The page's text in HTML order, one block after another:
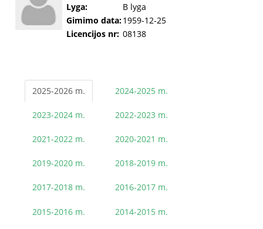
Lyga:
B lyga
Gimimo data:1959-12-25
Licencijos nr: 08138
2025-2026 m. 2024-2025 m.
2023-2024 m. 2022-2023 m.
2021-2022 m. 2020-2021 m.
2019-2020 m. 2018-2019 m.
2017-2018 m. 2016-2017 m.
2015-2016 m. 2014-2015 m.